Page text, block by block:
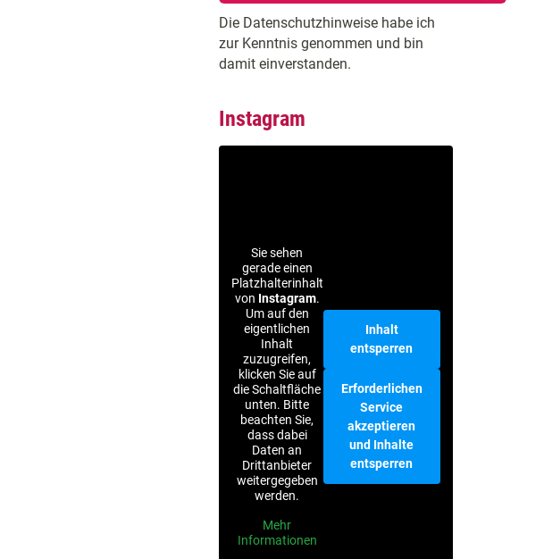
Die Datenschutzhinweise habe ich
zur Kenntnis genommen und bin
damit einverstanden.
Instagram
Sie sehen
gerade einen
Platzhalterinhalt
von Instagram.
Um auf den
eigentlichen
Inhalt
zuzugreifen,
klicken Sie auf
die Schaltfläche
unten. Bitte
beachten Sie,
dass dabei
Daten an
Drittanbieter
weitergegeben
werden.
Mehr
Informationen
Inhalt
entsperren
Erforderlichen
Service
akzeptieren
und Inhalte
entsperren